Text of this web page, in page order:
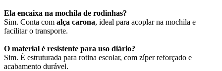
Ela encaixa na mochila de rodinhas?
Sim. Conta com alça carona, ideal para acoplar na mochila e
facilitar o transporte.
O material é resistente para uso diário?
Sim. É estruturada para rotina escolar, com zíper reforçado e
acabamento durável.